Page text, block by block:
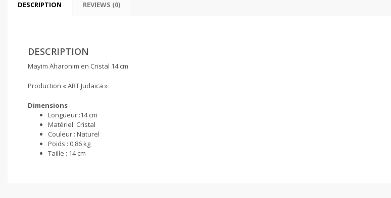
DESCRIPTION REVIEWS (0)
DESCRIPTION
Mayim Aharonim en Cristal 14 cm
Production « ART Judaica »
Dimensions
Longueur :14 cm
Matériel: Cristal
Couleur : Naturel
Poids : 0,86 kg
Taille : 14 cm